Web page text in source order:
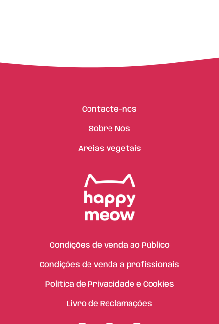
Contacte-nos
Sobre Nós
Areias vegetais
Condições de venda ao Público
Condições de venda a profissionais
Política de Privacidade e Cookies
Livro de Reclamações